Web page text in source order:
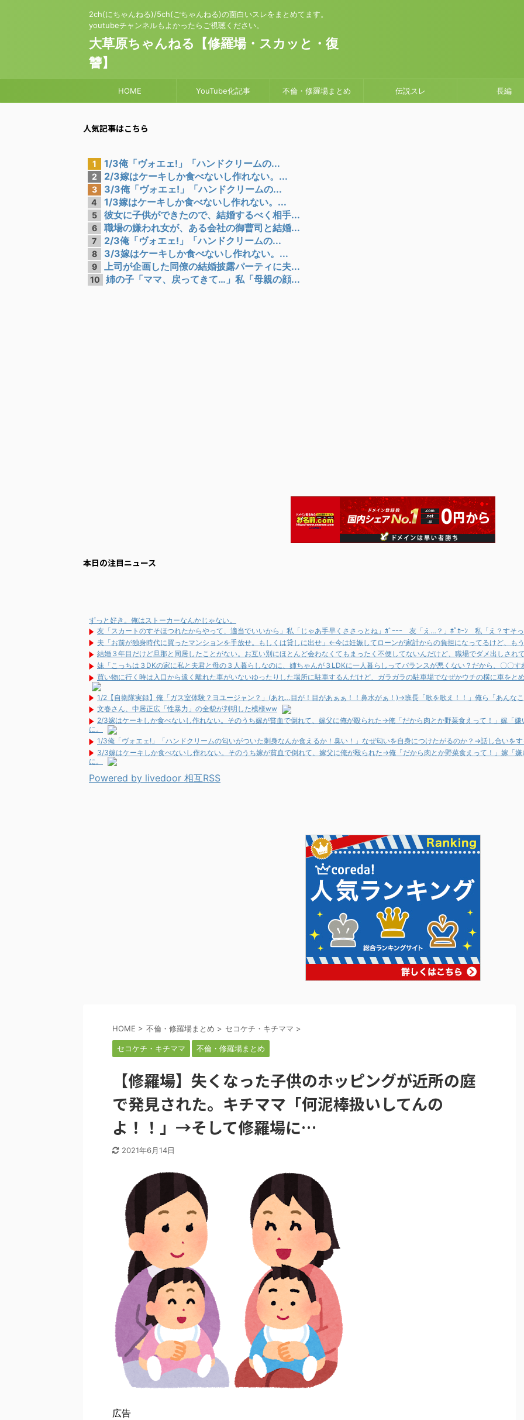
2ch(にちゃんねる)/5ch(ごちゃんねる)の面白いスレをまとめてます。
youtubeチャンネルもよかったらご視聴ください。
大草原ちゃんねる【修羅場・スカッと・復
讐】
HOME YouTube化記事 不倫・修羅場まとめ 伝説スレ 長編
人気記事はこちら
1 1/3俺「ヴォエェ!」「ハンドクリームの...
2 2/3嫁はケーキしか食べないし作れない。...
3 3/3俺「ヴォエェ!」「ハンドクリームの...
4 1/3嫁はケーキしか食べないし作れない。...
5 彼女に子供ができたので、結婚するべく相手...
6 職場の嫌われ女が、ある会社の御曹司と結婚...
7 2/3俺「ヴォエェ!」「ハンドクリームの...
8 3/3嫁はケーキしか食べないし作れない。...
9 上司が企画した同僚の結婚披露パーティに夫...
10 姉の子「ママ、戻ってきて…」私「母親の顔...
本日の注目ニュース
ずっと好き。俺はストーカーなんかじゃない。
友「スカートのすそほつれたからやって、適当でいいから」私「じゃあ手早くささっとね」ｶﾞｰｰｰ 友「え…？」ﾎﾟｶｰﾝ 私「え？すそ
夫「お前が独身時代に買ったマンションを手放せ。もしくは貸しに出せ」←今は妊娠してローンが家計からの負担になってるけど、も
結婚３年目だけど旦那と同居したことがない。お互い別にほとんど会わなくてもまったく不便してないんだけど、職場でダメ出しされ
妹「こっちは３DKの家に私と夫君と母の３人暮らしなのに、姉ちゃんが３LDKに一人暮らしってバランスが悪くない？だから、〇〇
買い物に行く時は入口から遠く離れた車がいないゆったりした場所に駐車するんだけど、ガラガラの駐車場でなぜかウチの横に車をと
1/2【自衛隊実録】俺「ガス室体験？ヨユージャン？」(あれ…目が！目があぁぁ！！鼻水がぁ！)→班長「歌を歌え！！」俺ら「あんな
文春さん、中居正広「性暴力」の全貌が判明した模様ww
2/3嫁はケーキしか食べないし作れない。そのうち嫁が貧血で倒れて、嫁父に俺が殴られた→俺「だから肉とか野菜食えって！」嫁「
に。
1/3俺「ヴォエェ!」「ハンドクリームの匂いがついた刺身なんか食えるか！臭い！」なぜ匂いを自身につけたがるのか？→話し合いを
3/3嫁はケーキしか食べないし作れない。そのうち嫁が貧血で倒れて、嫁父に俺が殴られた→俺「だから肉とか野菜食えって！」嫁「
に。
Powered by livedoor 相互RSS
HOME > 不倫・修羅場まとめ > セコケチ・キチママ >
セコケチ・キチママ 不倫・修羅場まとめ
【修羅場】失くなった子供のホッピングが近所の庭
で発見された。キチママ「何泥棒扱いしてんの
よ！！」→そして修羅場に…
2021年6月14日
広告